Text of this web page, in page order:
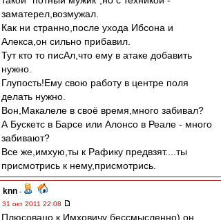
заматерел,возмужал.
Как ни странно,после ухода Ибсона и
Алекса,он сильно прибавил.
Тут кто то писАл,что ему в атаке добавить
нужно.
Глупость!Ему свою работу в центре поля
делать нужно.
Вон,Макалеле в своё время,много забивал?
А Бускетс в Барсе или Алонсо в Реале - много
забивают?
Все же,имхую,ты к Рафику предвзят....ты
присмотрись к нему,присмотрись.
knn -
31 окт 2011 22:08
Плюсовацо к Имховичу бессмысленно) он